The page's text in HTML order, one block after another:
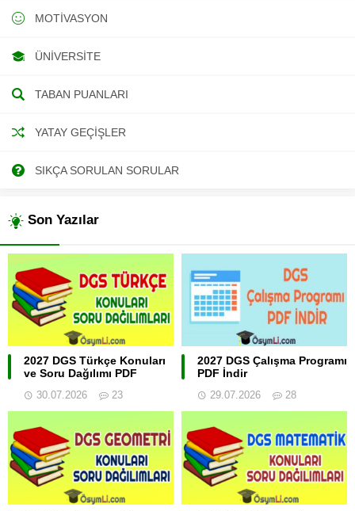
MOTIVASYON
ÜNIVERSITE
TABAN PUANLARI
YATAY GEÇIŞLER
SIKÇA SORULAN SORULAR
Son Yazılar
2027 DGS Türkçe Konuları
ve Soru Dağılımı PDF
30.07.2026 23
2027 DGS Çalışma Programı
PDF İndir
29.07.2026 28